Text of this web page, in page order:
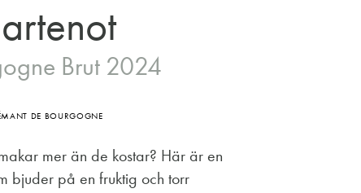
Brut 2024
DE BOURGOGNE
mer än de kostar? Här är en
bjuder på en fruktig och torr